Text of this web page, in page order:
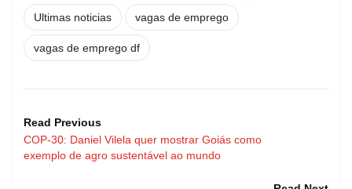
Ultimas noticias vagas de emprego
vagas de emprego df
Read Previous
COP-30: Daniel Vilela quer mostrar Goiás como
exemplo de agro sustentável ao mundo